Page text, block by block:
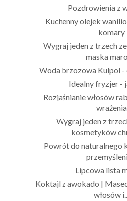
Pozdrowienia z
Kuchenny olejek
komary
Wygraj jeden z trzech
maska
Woda brzozowa Kulpol
Idealny fryzjer -
Rozjaśnianie włosów
wrażenia
Wygraj jeden z
kosmetyków
Powrót do naturalnego
Lipcowa lista
Koktajl z awokado |
włosów